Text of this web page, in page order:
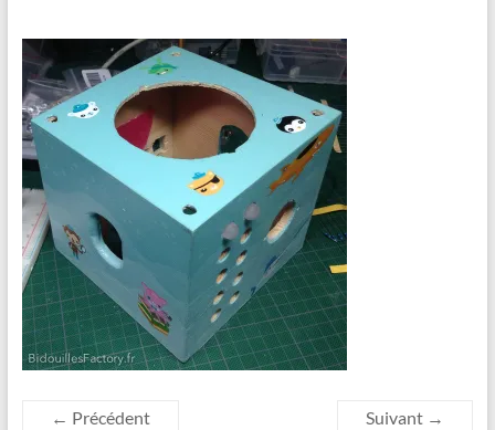
← Précédent Suivant →